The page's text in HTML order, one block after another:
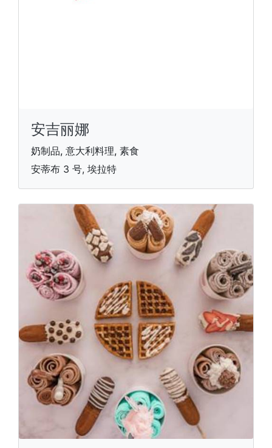
安吉丽娜
奶制品, 意大利料理, 素食
安蒂布 3 号, 埃拉特